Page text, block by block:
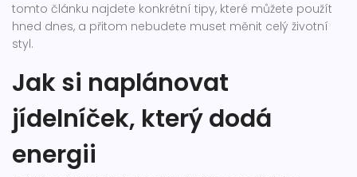
tomto článku najdete konkrétní tipy, které můžete použít
hned dnes, a přitom nebudete muset měnit celý životní
styl.
Jak si naplánovat
jídelníček, který dodá
energii